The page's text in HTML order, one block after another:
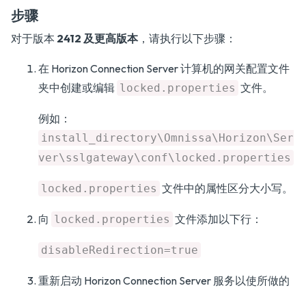
步骤
对于版本 2412 及更高版本，请执行以下步骤：
在 Horizon Connection Server 计算机的网关配置文件
夹中创建或编辑 locked.properties 文件。
例如：
install_directory\Omnissa\Horizon\Ser
ver\sslgateway\conf\locked.properties
locked.properties 文件中的属性区分大小写。
向 locked.properties 文件添加以下行：
disableRedirection=true
重新启动 Horizon Connection Server 服务以使所做的